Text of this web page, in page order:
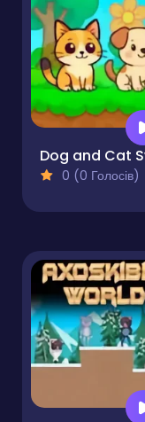
0 (0 Голосів)